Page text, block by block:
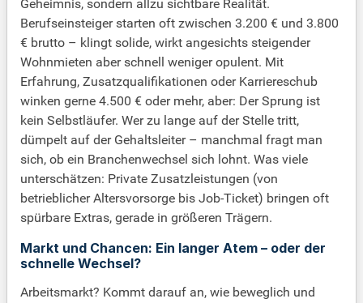
Geheimnis, sondern allzu sichtbare Realität.
Berufseinsteiger starten oft zwischen 3.200 € und 3.800
€ brutto – klingt solide, wirkt angesichts steigender
Wohnmieten aber schnell weniger opulent. Mit
Erfahrung, Zusatzqualifikationen oder Karriereschub
winken gerne 4.500 € oder mehr, aber: Der Sprung ist
kein Selbstläufer. Wer zu lange auf der Stelle tritt,
dümpelt auf der Gehaltsleiter – manchmal fragt man
sich, ob ein Branchenwechsel sich lohnt. Was viele
unterschätzen: Private Zusatzleistungen (von
betrieblicher Altersvorsorge bis Job-Ticket) bringen oft
spürbare Extras, gerade in größeren Trägern.
Markt und Chancen: Ein langer Atem – oder der
schnelle Wechsel?
Arbeitsmarkt? Kommt darauf an, wie beweglich und